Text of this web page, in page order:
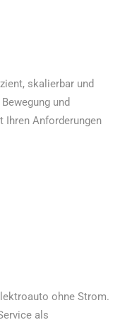
skalierbar und
und
Ihren Anforderungen
ohne Strom.
als